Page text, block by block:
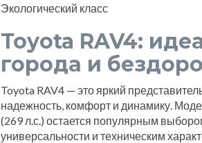
Экологический класс
Toyota RAV4:
города и
Toyota RAV4 — это яркий
надежность, комфорт и динамику.
(269 л.с.) остается популярным
универсальности и техническим